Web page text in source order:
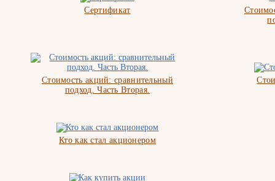
Сертификат
Стоимость акций: сравнительный
подход. Часть Вторая.
Кто как стал акционером